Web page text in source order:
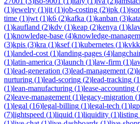
(1)jewelry (1)jit (1)job-costing (2)jpk (1)
time (1)jwt (1)k6 (2)kafka (1)kanban (3)
(1)kaufland (2)kdv (1)keap (2)kenya (1)
(1)knowledge-base (4)knowledge-
(3)kpis (3)kra (1)ksef(1)kubernetes (1)kvkk
(1)landed-cost (1)landing-pages (4)
(1)latin-america (3)launch (1)law-firm (1)
(1)lead-generation (3)lead-management (2)
nurturing (1)lead-scoring (2)lead-tracking (1
(1)lean-manufacturing (1)lease-accounting (
(2)leave-management (1)legacy-migration (1
(1)legal (16)legal-billing (1)legal-tech (1)
(7)lightspeed (1)liquid (1)liquidity (1)listing